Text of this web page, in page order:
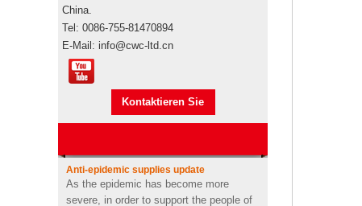
Pepsi
stickmaschine der
nähmaschine
benutzerdefinierte design
Logo-Design in
Zahnpastaform
China.
Tel: 0086-755-81470894
E-Mail: info@cwc-ltd.cn
Kontaktieren Sie
Markenautorisierung
Markenautorisierung Werbeartikel sind
Markenprodukte, wenn sie den
Seetransport für den Import
As the epidemic has become more
severe, in order to support the people of
the world to win a great victory in this